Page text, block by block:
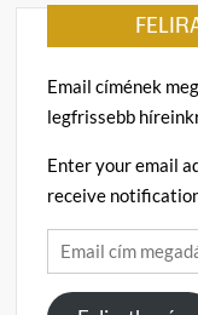
Email címének
legfrissebb
Enter your email
receive
Email
cím
megadása